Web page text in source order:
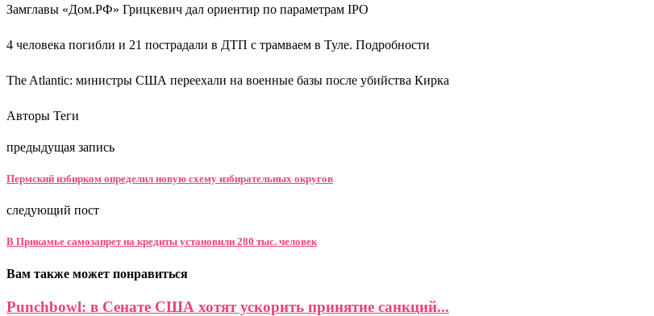
Замглавы «Дом.РФ» Грицкевич дал ориентир по параметрам IPO
4 человека погибли и 21 пострадали в ДТП с трамваем в Туле. Подробности
The Atlantic: министры США переехали на военные базы после убийства Кирка
Авторы Теги
предыдущая запись
Пермский избирком определил новую схему избирательных округов
следующий пост
В Прикамье самозапрет на кредиты установили 280 тыс. человек
Вам также может понравиться
Punchbowl: в Сенате США хотят ускорить принятие санкций...